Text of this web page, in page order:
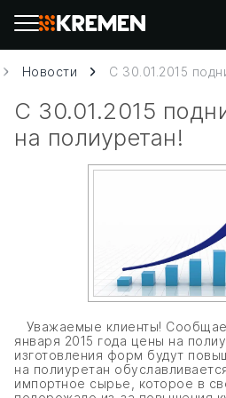
Новости С 30.01.2015
С 30.01.2015
на полиуретан!
Уважаемые клиенты!
января 2015 года цены на
изготовления форм будут
на полиуретан
импортное сырье, которое в